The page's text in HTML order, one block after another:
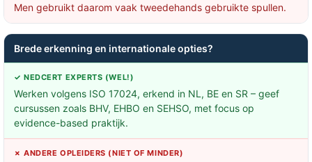
Men gebruikt daarom vaak tweedehands gebruikte spullen.
Brede erkenning en internationale opties?
✓ NEDCERT EXPERTS (WEL!)
Werken volgens ISO 17024, erkend in NL, BE en SR – geef
cursussen zoals BHV, EHBO en SEHSO, met focus op
evidence-based praktijk.
✗ ANDERE OPLEIDERS (NIET OF MINDER)